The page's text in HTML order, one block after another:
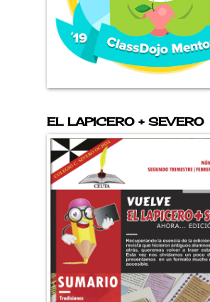
EL LAPICERO + SEVERO